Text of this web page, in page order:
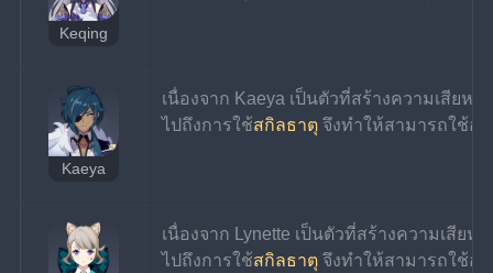
Keqing
Kaeya
เนื่องจาก Kaeya เป็นตัวที่สร้างความเสียห
ไปถึงการใช้สกิลธาตุ จึงทำให้สามารถใช้อ
เนื่องจาก Lynette เป็นตัวที่สร้างความเสียห
ไปถึงการใช้สกิลธาตุ จึงทำให้สามารถใช้อ